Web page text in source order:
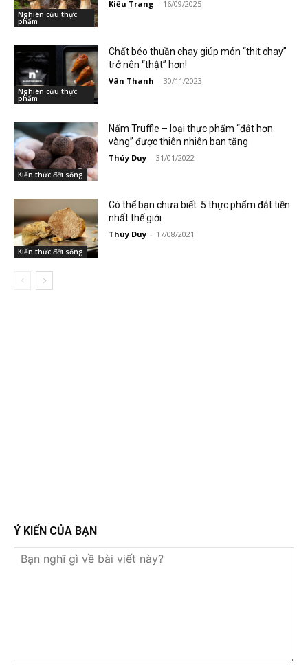
Nghiên cứu thực
phẩm
Kiều Trang - 16/09/2025
Nghiên cứu thực
phẩm
Chất béo thuần chay giúp món “thịt chay”
trở nên “thật” hơn!
Vân Thanh - 30/11/2023
Kiến thức đời sống
Nấm Truffle – loại thực phẩm “đắt hơn
vàng” được thiên nhiên ban tặng
Thúy Duy - 31/01/2022
Kiến thức đời sống
Có thể bạn chưa biết: 5 thực phẩm đắt tiền
nhất thế giới
Thúy Duy - 17/08/2021
Ý KIẾN CỦA BẠN